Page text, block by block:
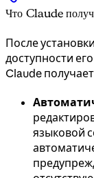
Что Claude
После
доступности
Claude
языковой